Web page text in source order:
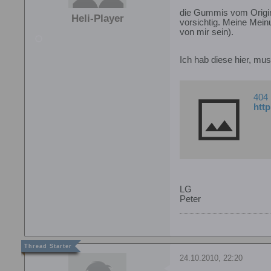
Heli-Player
die Gummis vom
vorsichtig. Meine
von mir sein).
Ich hab diese hier,
404
LG
Peter
24.10.2010, 22:20